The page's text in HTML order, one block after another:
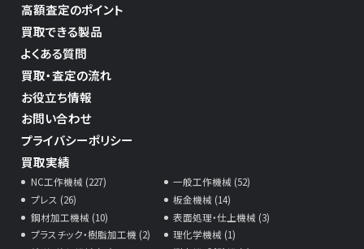
高額査定のポイント
買取できる製品
よくある質問
買取・査定の流れ
お役立ち情報
お問い合わせ
プライバシーポリシー
買取実績
NC工作機械 (227)
一般工作機械 (52)
プレス (26)
板金機械 (14)
鋼材加工機械 (10)
表面処理・仕上機械 (3)
プラスチック・樹脂加工機 (2)
理化学機械 (1)